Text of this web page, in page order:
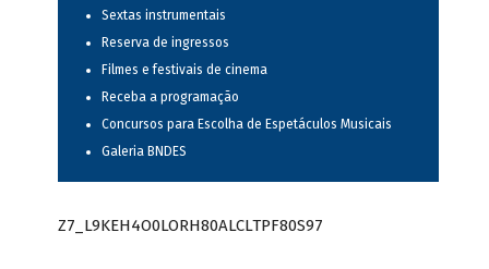
Sextas instrumentais
Reserva de ingressos
Filmes e festivais de cinema
Receba a programação
Concursos para Escolha de Espetáculos Musicais
Galeria BNDES
Z7_L9KEH4O0LORH80ALCLTPF80S97